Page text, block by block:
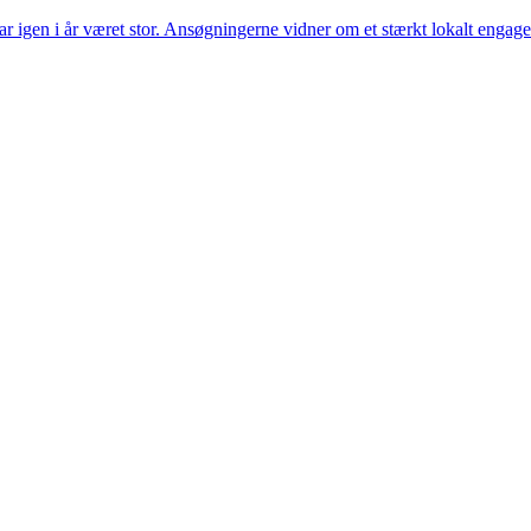
igen i år været stor. Ansøgningerne vidner om et stærkt lokalt